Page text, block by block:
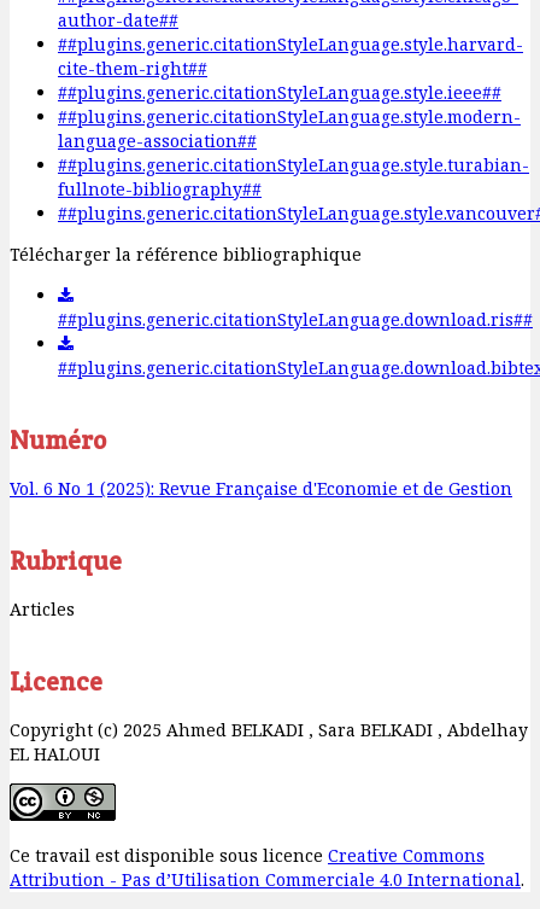
author-date##
##plugins.generic.citationStyleLanguage.style.harvard-
cite-them-right##
##plugins.generic.citationStyleLanguage.style.ieee##
##plugins.generic.citationStyleLanguage.style.modern-
language-association##
##plugins.generic.citationStyleLanguage.style.turabian-
fullnote-bibliography##
Télécharger la référence bibliographique
##plugins.generic.citationStyleLanguage.download.ris##
Numéro
Vol. 6 No 1 (2025): Revue Française d'Economie et de Gestion
Rubrique
Articles
Licence
Copyright (c) 2025 Ahmed BELKADI , Sara BELKADI , Abdelhay
EL HALOUI
Ce travail est disponible sous licence Creative Commons
Attribution - Pas d’Utilisation Commerciale 4.0 International.